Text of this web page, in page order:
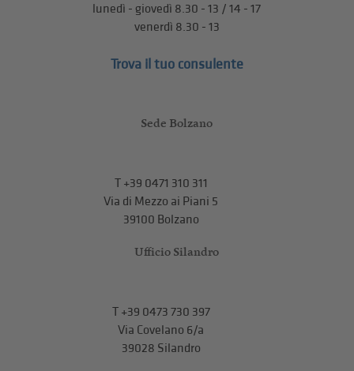
lunedì - giovedì 8.30 - 13 / 14 - 17
venerdì 8.30 - 13
Trova il tuo consulente
Sede Bolzano
T+39 0471 310 311
Via di Mezzo ai Piani 5
39100 Bolzano
Ufficio Silandro
T+39 0473 730 397
Via Covelano 6/a
39028 Silandro